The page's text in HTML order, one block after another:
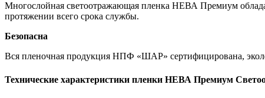
Многослойная светоотражающая пленка НЕВА Премиум
протяжении всего срока службы.
Безопасна
Вся пленочная продукция НПФ «ШАР» сертифицирована,
Технические характеристики пленки НЕВА Премиум